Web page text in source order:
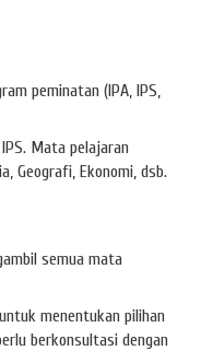
peminatan (IPA, IPS,
Mata pelajaran
Geografi, Ekonomi, dsb.
semua mata
menentukan pilihan
berkonsultasi dengan